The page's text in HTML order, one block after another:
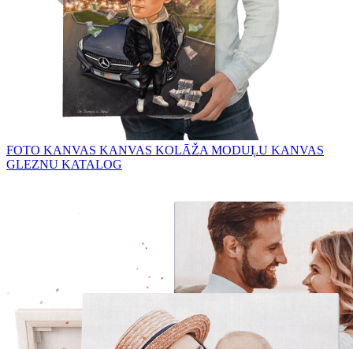
FOTO KANVAS KANVAS KOLĀŽA MODUĻU KANVAS
GLEZNU KATALOG